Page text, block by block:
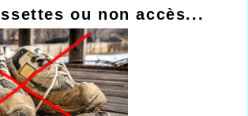
ou non accès...